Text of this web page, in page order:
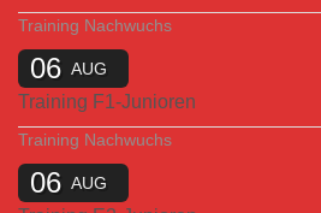
Training Nachwuchs
06 AUG
Training F1-Junioren
Training Nachwuchs
06 AUG